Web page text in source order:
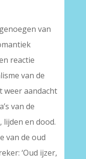
van
reactie
van de
weer aandacht
van de
lijden en dood.
van de oud
‘Oud ijzer,